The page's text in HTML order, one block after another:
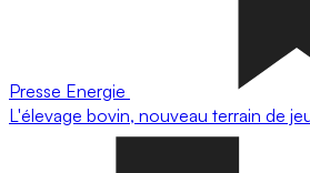
Presse Energie
L'élevage bovin, nouveau terrain de